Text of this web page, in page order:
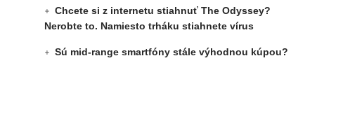
Chcete si z internetu stiahnuť The Odyssey?
Nerobte to. Namiesto trháku stiahnete vírus
Sú mid-range smartfóny stále výhodnou kúpou?